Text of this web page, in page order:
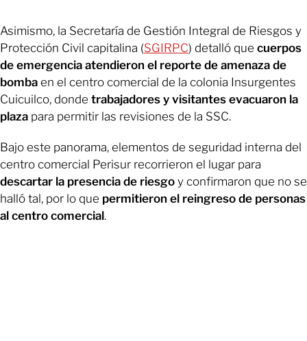
Asimismo, la Secretaría de Gestión Integral de Riesgos y
Protección Civil capitalina (SGIRPC) detalló que cuerpos
de emergencia atendieron el reporte de amenaza de
bomba en el centro comercial de la colonia Insurgentes
Cuicuilco, donde trabajadores y visitantes evacuaron la
plaza para permitir las revisiones de la SSC.
Bajo este panorama, elementos de seguridad interna del
centro comercial Perisur recorrieron el lugar para
descartar la presencia de riesgo y confirmaron que no se
halló tal, por lo que permitieron el reingreso de personas
al centro comercial.